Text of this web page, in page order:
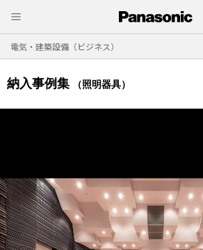
電気・建築設備（ビジネス）
納入事例集 （照明器具）